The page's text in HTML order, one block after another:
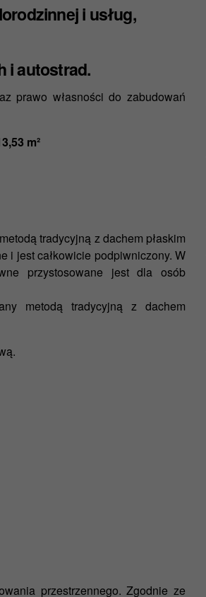
i usług,
i autostrad.
prawo własności do zabudowań
m²
tradycyjną z dachem płaskim
i jest całkowicie podpiwniczony. W
przystosowane jest dla osób
metodą tradycyjną z dachem
przestrzennego. Zgodnie ze